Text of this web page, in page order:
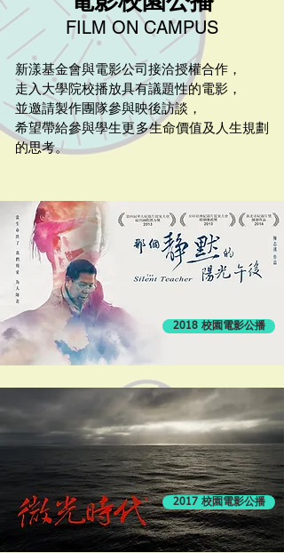
FILM ON CAMPUS
​新漾基金會與電影公司接洽授權合作，
走入大學院校播放具有議題性的電影，
並邀請製作團隊參與映後訪談，
希望帶給參與學生更多生命價值及人生規劃
的思考。
2018 校園電影公播
2017 校園電影公播